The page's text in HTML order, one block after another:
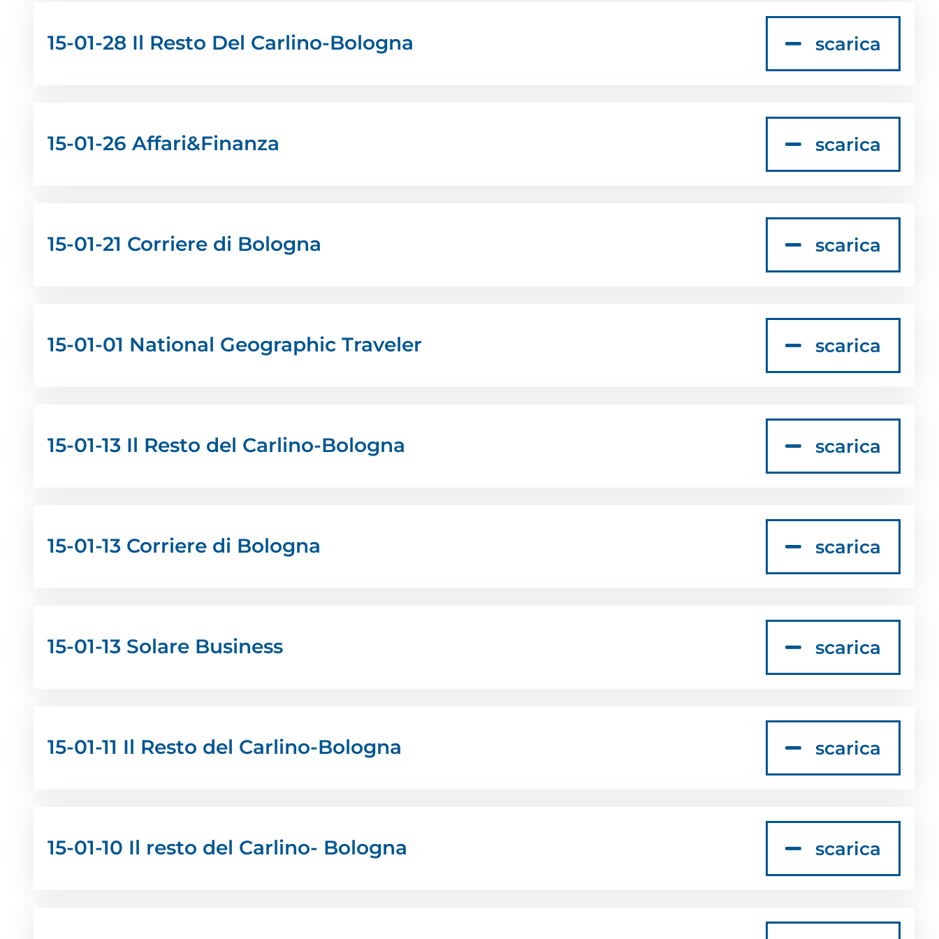
15-01-28 Il Resto Del Carlino-Bologna scarica
15-01-26 Affari&Finanza scarica
15-01-21 Corriere di Bologna scarica
15-01-01 National Geographic Traveler scarica
15-01-13 Il Resto del Carlino-Bologna scarica
15-01-13 Corriere di Bologna scarica
15-01-13 Solare Business scarica
15-01-11 Il Resto del Carlino-Bologna scarica
15-01-10 Il resto del Carlino- Bologna scarica